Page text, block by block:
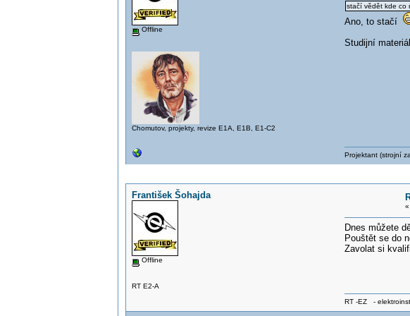
Offline
Chomutov, projekty, revize E1A, E1B, E1-C2
stačí vědět kde co
Ano, to stačí
Studijní
Projektant (strojní
František Šohajda
Offline
RT E2-A
«
Dnes můžete
Pouštět se do
Zavolat si
RT -EZ -